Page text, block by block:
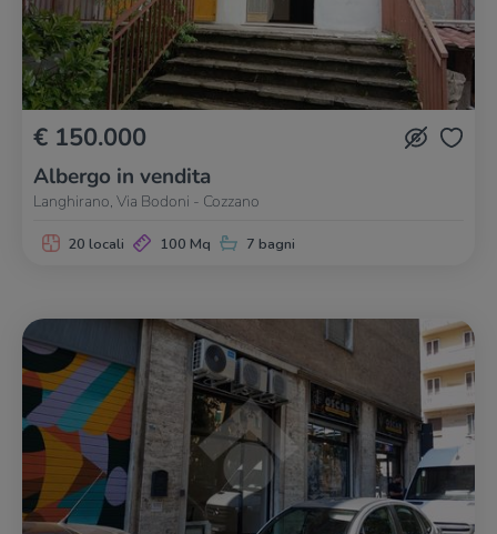
€ 150.000
Albergo in vendita
Langhirano, Via Bodoni - Cozzano
20 locali 100 Mq 7 bagni